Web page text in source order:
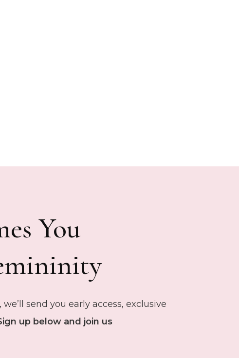
You ✨
send you early access, exclusive
up below and join us.